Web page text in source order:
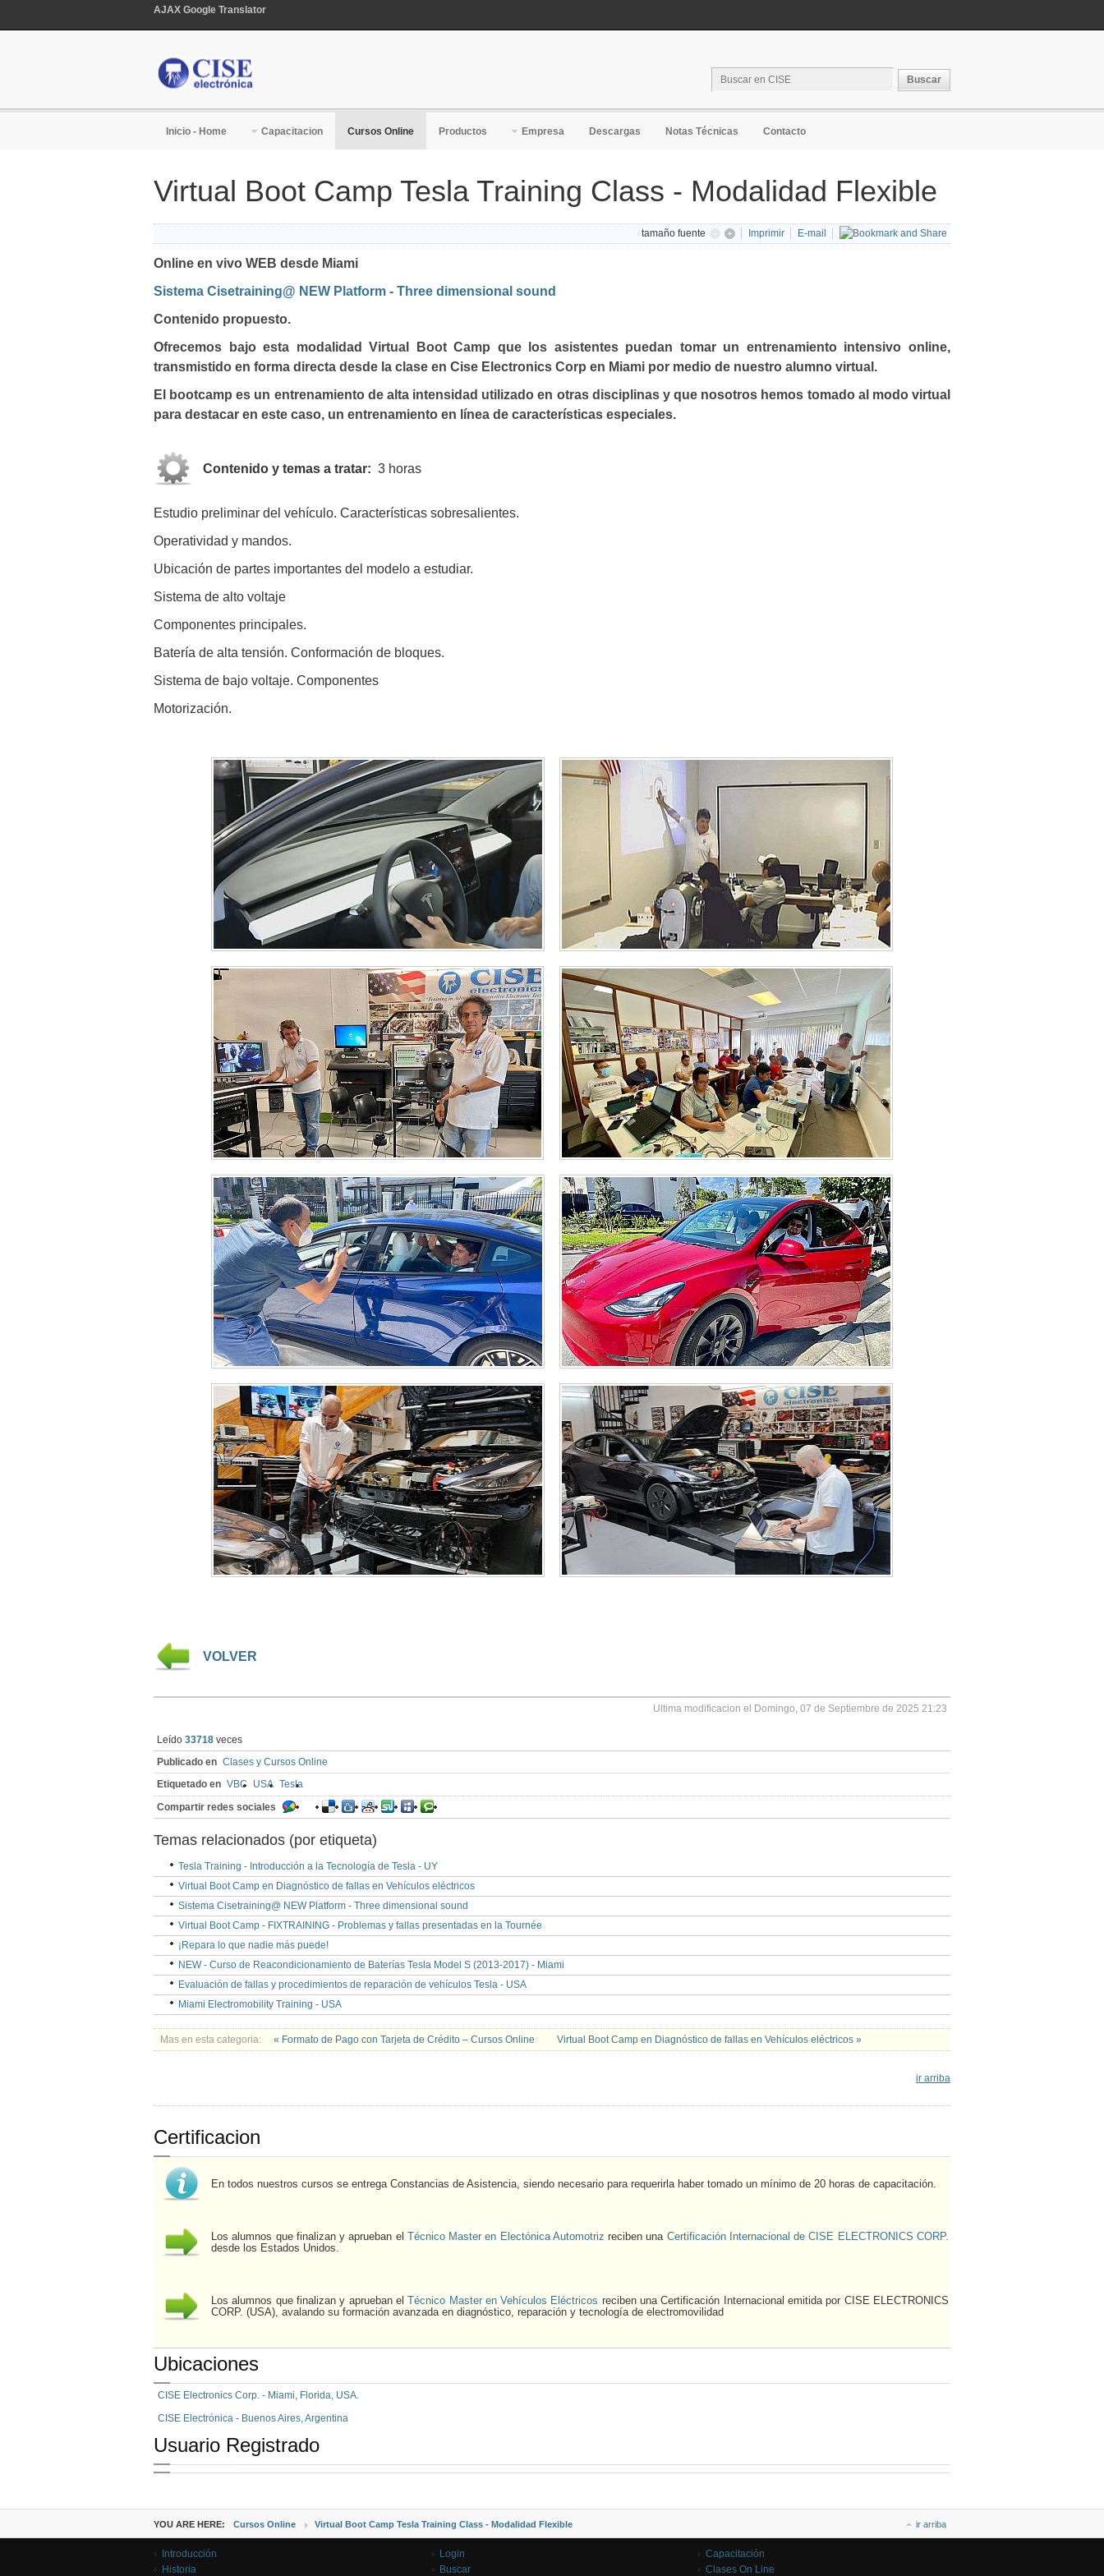
AJAX Google Translator
Inicio - Home Capacitacion Cursos Online Productos Empresa Descargas Notas Técnicas Contacto
Virtual Boot Camp Tesla Training Class - Modalidad Flexible
tamaño fuente Imprimir E-mail
Online en vivo WEB desde Miami
Sistema Cisetraining@ NEW Platform - Three dimensional sound
Contenido propuesto.
Ofrecemos bajo esta modalidad Virtual Boot Camp que los asistentes puedan tomar un entrenamiento intensivo online,
transmistido en forma directa desde la clase en Cise Electronics Corp en Miami por medio de nuestro alumno virtual.
El bootcamp es un entrenamiento de alta intensidad utilizado en otras disciplinas y que nosotros hemos tomado al modo virtual
para destacar en este caso, un entrenamiento en línea de características especiales.
Contenido y temas a tratar: 3 horas
Estudio preliminar del vehículo. Características sobresalientes.
Operatividad y mandos.
Ubicación de partes importantes del modelo a estudiar.
Sistema de alto voltaje
Componentes principales.
Batería de alta tensión. Conformación de bloques.
Sistema de bajo voltaje. Componentes
Motorización.
VOLVER
Ultima modificacion el Domingo, 07 de Septiembre de 2025 21:23
Leído 33718 veces
Publicado en Clases y Cursos Online
Etiquetado en VBC USA Tesla
Compartir redes sociales
Temas relacionados (por etiqueta)
Tesla Training - Introducción a la Tecnología de Tesla - UY
Virtual Boot Camp en Diagnóstico de fallas en Vehículos eléctricos
Sistema Cisetraining@ NEW Platform - Three dimensional sound
Virtual Boot Camp - FIXTRAINING - Problemas y fallas presentadas en la Tournée
¡Repara lo que nadie más puede!
NEW - Curso de Reacondicionamiento de Baterías Tesla Model S (2013-2017) - Miami
Evaluación de fallas y procedimientos de reparación de vehículos Tesla - USA
Miami Electromobility Training - USA
Mas en esta categoria: « Formato de Pago con Tarjeta de Crédito – Cursos Online Virtual Boot Camp en Diagnóstico de fallas en Vehículos eléctricos »
ir arriba
Certificacion
En todos nuestros cursos se entrega Constancias de Asistencia, siendo necesario para requerirla haber tomado un mínimo de 20 horas de capacitación.
Los alumnos que finalizan y aprueban el Técnico Master en Electónica Automotriz reciben una Certificación Internacional de CISE ELECTRONICS CORP.
desde los Estados Unidos.
Los alumnos que finalizan y aprueban elTécnico Master en Vehículos Eléctricos reciben una Certificación Internacional emitida por CISE ELECTRONICS
CORP. (USA), avalando su formación avanzada en diagnóstico, reparación y tecnología de electromovilidad
Ubicaciones
CISE Electronics Corp. - Miami, Florida, USA.
CISE Electrónica - Buenos Aires, Argentina
Usuario Registrado
YOU ARE HERE: Cursos Online Virtual Boot Camp Tesla Training Class - Modalidad Flexible ir arriba
Introducción
Historia
Login
Buscar
Capacitación
Clases On Line